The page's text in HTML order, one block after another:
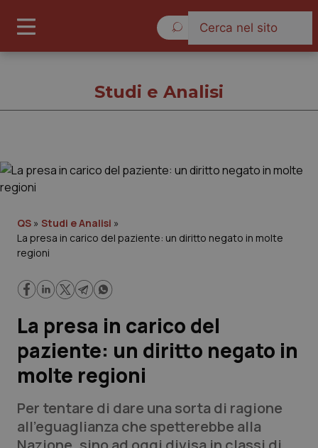
Governo e Parlamento
Regioni e Asl
Lavoro e Professioni
Scienza e Farmaci
Studi e Analisi
Lettere al direttore
Studi e Analisi
QS » Studi e Analisi »
La presa in carico del paziente: un diritto negato in molte
regioni
La presa in carico del
paziente: un diritto negato in
molte regioni
Per tentare di dare una sorta di ragione
all’eguaglianza che spetterebbe alla